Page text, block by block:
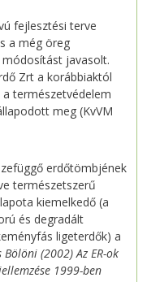
fejlesztési terve
a még öreg
javasolt.
Zrt a korábbiaktól
természetvédelem
meg (KvVM
erdőtömbjének
természetszerű
kiemelkedő (a
és degradált
ligeterdők) a
(2002) Az ER-ok
1999-ben